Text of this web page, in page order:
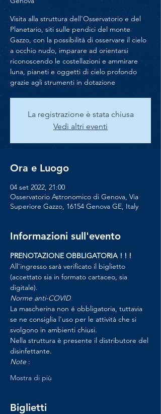
Visita alla struttura dell'Osservatorio e del
Planetario, siti sulle pendici del monte
Gazzo, con la possibilità di osservare il cielo
a occhio nudo, imparare ad orientarsi
riconoscendo le costellazioni e ammirare
luna, pianeti e oggetti di cielo profondo
grazie agli strumenti in dotazione
La registrazione è stata chiusa
Vedi altri eventi
Ora e Luogo
04 set 2022, 21:00
Osservatorio Astronomico di Genova, Via
Superiore Gazzo, 16154 Genova GE, Italy
Informazioni sull'evento
PRENOTAZIONE OBBLIGATORIA ! ! !
All'ingresso sarà verificato il biglietto
(accettato sia in formato cartaceo, sia
digitale).
Norme anti-COVID
La mascherina non é obbligatoria, tuttavia
se ne consiglia l'uso per le attività che si
svolgono in ambienti chiusi.
Nella struttura è presente il distributore del
disinfettante.
Note :
Mostra di più
Biglietti